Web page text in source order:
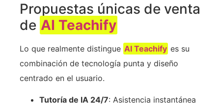
Propuestas únicas de venta
de AI Teachify
Lo que realmente distingue AI Teachify es su
combinación de tecnología punta y diseño
centrado en el usuario.
Tutoría de IA 24/7: Asistencia instantánea